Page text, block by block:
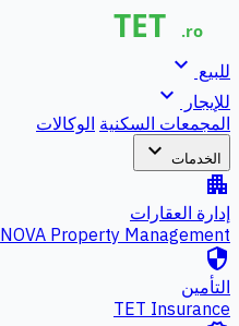
للبيع expand_more
للإيجار expand_more
المجمعات السكنية الوكالات
الخدمات expand_more
apartment
إدارة العقارات
NOVA Property Management
security
التأمين
TET Insurance